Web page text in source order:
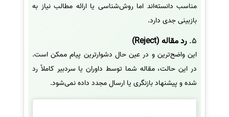
مناسب دانسته‌اند اما روش‌شناسی یا ارائه مطالب نیاز به
بازبینی جدی دارد.
5. رد مقاله (Reject)
این واضح‌ترین و در عین حال دشوارترین پیام ممکن است.
در این حالت، مقاله شما توسط داوران یا سردبیر کاملاً رد
شده و پیشنهاد بازنگری یا ارسال مجدد داده نمی‌شود.